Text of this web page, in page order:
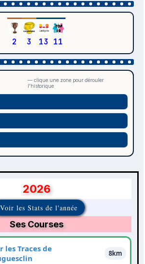
2 3 13 11
— clique une zone pour dérouler
l'historique
2026
Voir les Stats de l'année
Ses Courses
les Traces de
8km